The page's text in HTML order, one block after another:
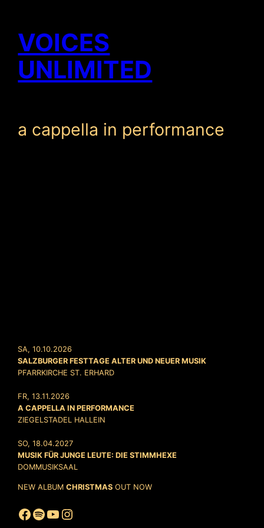
VOICES
UNLIMITED
a cappella in performance
SA, 10.10.2026
SALZBURGER FESTTAGE ALTER UND NEUER MUSIK
PFARRKIRCHE ST. ERHARD
FR, 13.11.2026
A CAPPELLA IN PERFORMANCE
ZIEGELSTADEL HALLEIN
SO, 18.04.2027
MUSIK FÜR JUNGE LEUTE: DIE STIMMHEXE
DOMMUSIKSAAL
NEW ALBUMCHRISTMAS OUT NOW
Facebook
Spotify
YouTube
Instagram